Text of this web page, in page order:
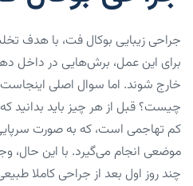
جراحی زیبایی بوکال فت، با هدف
برای این عمل، برش‌هایی در داخل
خارج شوند. اما سوال اصلی
چیست؟ قبل از هر چیز باید
کم تهاجمی است، که به صورت
موضعی انجام می‌گیرد. با این حال،
چند روز اول بعد از جراحی کاملا